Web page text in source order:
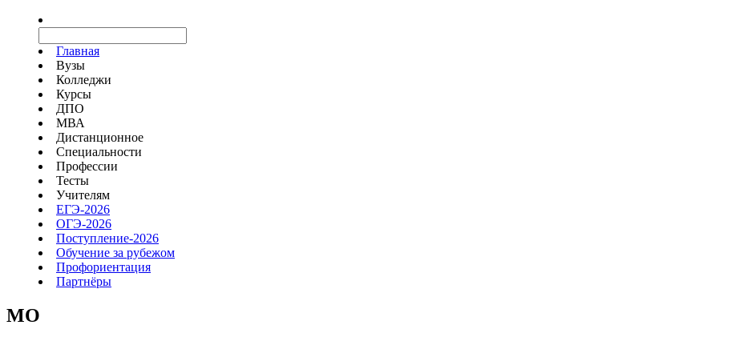
Главная
Вузы
Колледжи
Курсы
ДПО
МВА
Дистанционное
Специальности
Профессии
Тесты
Учителям
ЕГЭ-2026
ОГЭ-2026
Поступление-2026
Обучение за рубежом
Профориентация
Партнёры
MO